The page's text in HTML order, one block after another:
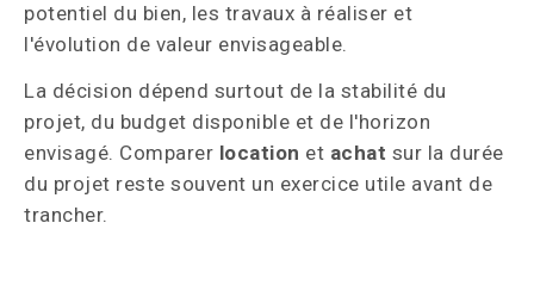
potentiel du bien, les travaux à réaliser et
l'évolution de valeur envisageable.
La décision dépend surtout de la stabilité du
projet, du budget disponible et de l'horizon
envisagé. Comparer location et achat sur la durée
du projet reste souvent un exercice utile avant de
trancher.